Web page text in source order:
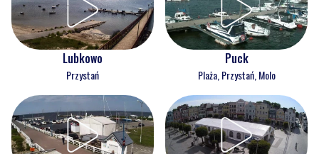
Lubkowo
Przystań
Puck
Plaża, Przystań, Molo